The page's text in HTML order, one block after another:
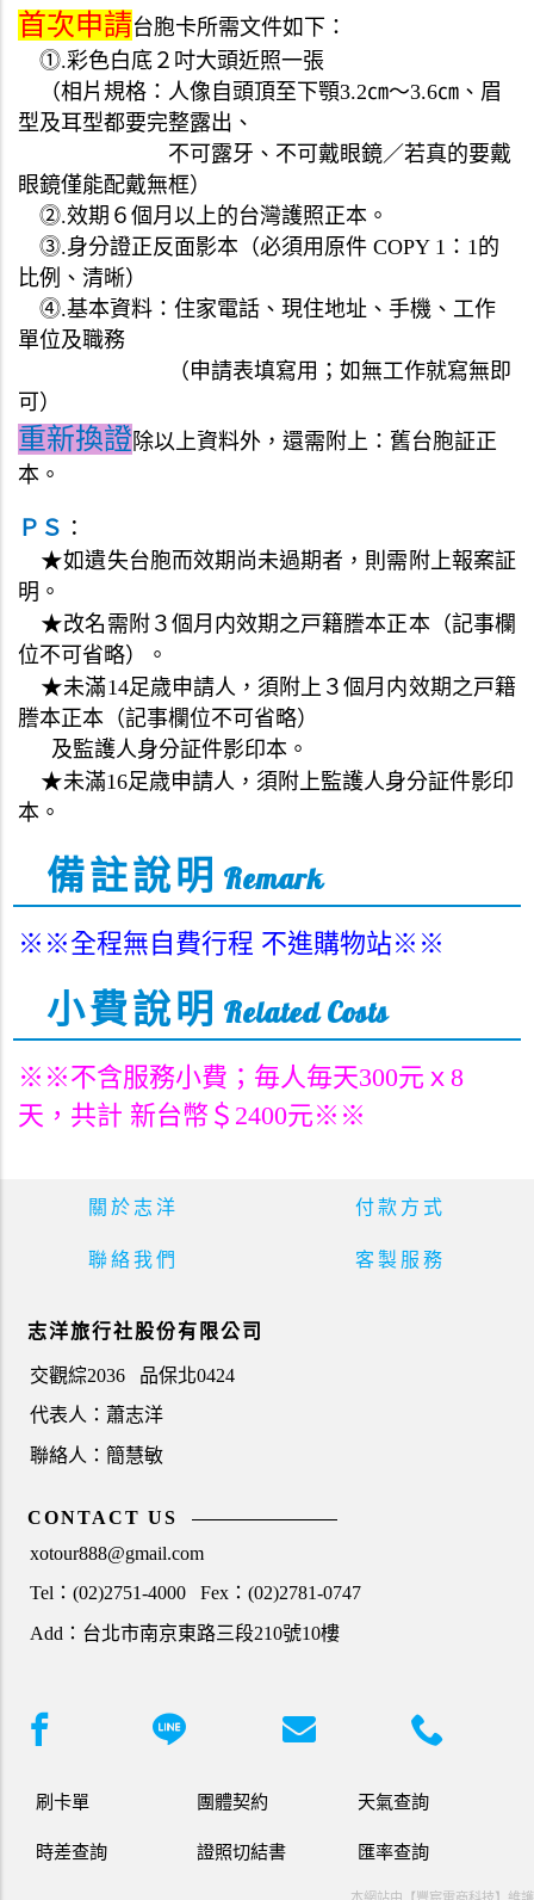
首次申請台胞卡所需文件如下：
⓵.彩色白底２吋大頭近照一張
（相片規格：人像自頭頂至下顎3.2㎝～3.6㎝、眉
型及耳型都要完整露出、
不可露牙 、不可戴眼鏡／若真的要戴
眼鏡僅能配戴無框）
⓶.效期６個月以上的台灣護照正本。
⓷.身分證正反面影本（必須用原件 COPY 1：1的
比例、清晰）
⓸.基本資料：住家電話、現住地址、手機、工作
單位及職務
（申請表填寫用；如無工作就寫無即
可）
重新換證除以上資料外 ，還需 附上： 舊台胞証正
本 。
ＰＳ ：
★如遺失台胞而效期尚未過期者 ，則 需附上報案証
明 。
★改名需附３個月内效期之戸籍謄本正本（記事欄
位不可省略）
。
★未滿14足歳申請人，須附上３個月内效期之戸籍
謄本正本 （記事欄位不可省略）
及監護人身分証件影印本。
★未滿16足歳申請人，須附上監護人身分証件影印
本 。
備註說明 Remark
※※全程無自費行程 不進購物站※※
小費說明 Related Costs
※※不含服務小費；毎人毎天300元ｘ8
天，共計 新台幣＄2400元※※
關於志洋 付款方式
聯絡我們 客製服務
志洋旅行社股份有限公司
交觀綜2036
品保北0424
代表人：蕭志洋
聯絡人：簡慧敏
CONTACT US
xotour888@gmail.com
Tel：(02)2751-4000
Fex：(02)2781-0747
Add：台北市南京東路三段210號10樓
刷卡單 團體契約 天氣查詢
時差查詢 證照切結書 匯率查詢